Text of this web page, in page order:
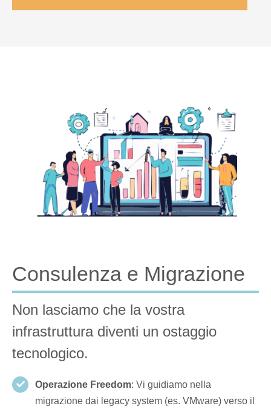
Consulenza e Migrazione
Non lasciamo che la vostra
infrastruttura diventi un ostaggio
tecnologico.
Operazione Freedom: Vi guidiamo nella
migrazione dai legacy system (es. VMware) verso il